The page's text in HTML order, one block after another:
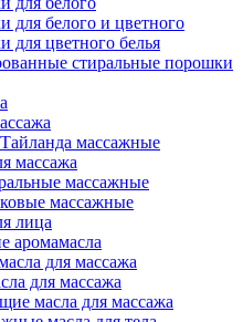
для белого и цветного
для цветного белья
стиральные порошки
массажные
массажа
массажные
массажные
лица
аромамасла
для массажа
для массажа
масла для массажа